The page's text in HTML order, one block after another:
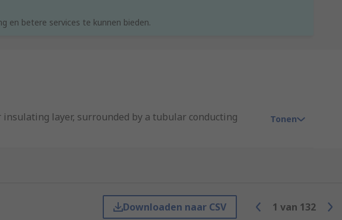
en betere services te kunnen bieden.
layer, surrounded by a tubular conducting
computer network (Internet) connections, digital audio
Tonen
Downloaden naar CSV 1 van 132